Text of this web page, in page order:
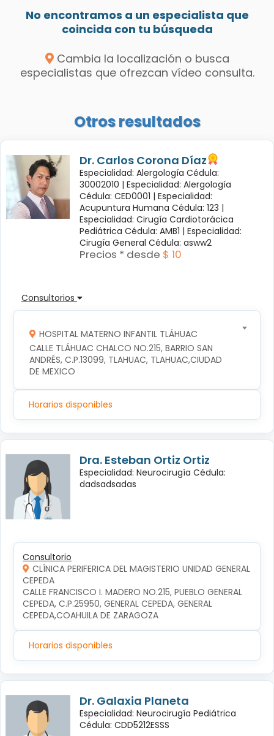
No encontramos a un especialista que
coincida con tu búsqueda
Cambia la localización o busca
especialistas que ofrezcan vídeo consulta.
Otros resultados
Dr. Carlos Corona Díaz
Especialidad: Alergología Cédula:
30002010 | Especialidad: Alergología
Cédula: CED0001 | Especialidad:
Acupuntura Humana Cédula: 123 |
Especialidad: Cirugía Cardiotorácica
Pediátrica Cédula: AMB1 | Especialidad:
Cirugía General Cédula: asww2
Precios * desde $ 10
Consultorios
HOSPITAL MATERNO INFANTIL TLÁHUAC
CALLE TLÁHUAC CHALCO NO.215, BARRIO SAN
ANDRÉS, C.P.13099, TLAHUAC, TLAHUAC,CIUDAD
DE MEXICO
Horarios disponibles
Dra. Esteban Ortiz Ortiz
Especialidad: Neurocirugía Cédula:
dadsadsadas
Consultorio
CLÍNICA PERIFERICA DEL MAGISTERIO UNIDAD GENERAL
CEPEDA
CALLE FRANCISCO I. MADERO NO.215, PUEBLO GENERAL
CEPEDA, C.P.25950, GENERAL CEPEDA, GENERAL
CEPEDA,COAHUILA DE ZARAGOZA
Horarios disponibles
Dr. Galaxia Planeta
Especialidad: Neurocirugía Pediátrica
Cédula: CDD5212ESSS